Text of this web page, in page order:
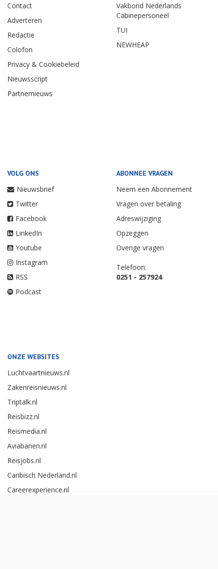
Contact
Adverteren
Redactie
Colofon
Privacy & Cookiebeleid
Nieuwsscript
Partnernieuws
Vakbond Nederlands
Cabinepersoneel
TUI
NEWHEAP
VOLG ONS
Nieuwsbrief
Twitter
Facebook
LinkedIn
Youtube
Instagram
RSS
Podcast
ABONNEE VRAGEN
Neem een Abonnement
Vragen over betaling
Adreswijziging
Opzeggen
Overige vragen
Telefoon:
0251 - 257924
ONZE WEBSITES
Luchtvaartnieuws.nl
Zakenreisnieuws.nl
Triptalk.nl
Reisbizz.nl
Reismedia.nl
Aviabanen.nl
Reisjobs.nl
Caribisch Nederland.nl
Careerexperience.nl